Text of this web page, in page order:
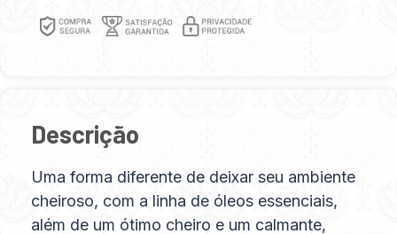
Descrição
Uma forma diferente de deixar seu ambiente
cheiroso, com a linha de óleos essenciais,
além de um ótimo cheiro e um calmante,